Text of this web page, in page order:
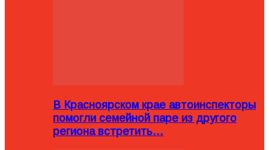
В Красноярском крае автоинспекторы
помогли семейной паре из другого
региона встретить…